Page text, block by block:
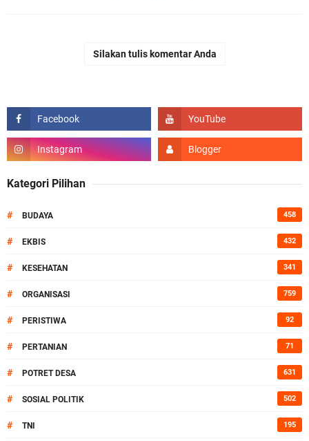
Silakan tulis komentar Anda
Kategori Pilihan
# BUDAYA 458
# EKBIS 432
# KESEHATAN 341
# ORGANISASI 759
# PERISTIWA 92
# PERTANIAN 71
# POTRET DESA 631
# SOSIAL POLITIK 502
# TNI 195